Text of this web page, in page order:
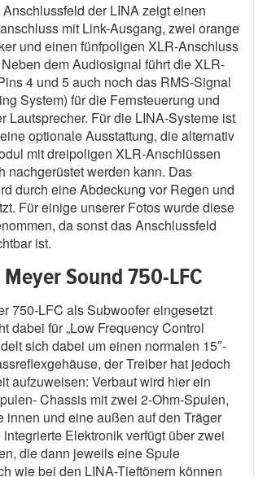
der LINA zeigt einen
mit Link-Ausgang, zwei orange
und einen fünfpoligen XLR-Anschluss
dem Audiosignal führt die XLR-
4 und 5 auch noch das RMS-Signal
System) für die Fernsteuerung und
Lautsprecher. Für die LINA-Systeme ist
optionale Ausstattung, die alternativ
mit dreipoligen XLR-Anschlüssen
nachgerüstet werden kann. Das
durch eine Abdeckung vor Regen und
Für einige unserer Fotos wurde diese
da sonst das Anschlussfeld
ist.
Sound 750-LFC
750-LFC als Subwoofer eingesetzt
dabei für „Low Frequency Control
sich dabei um einen normalen 15″-
der Treiber hat jedoch
aufzuweisen: Verbaut wird hier ein
Chassis mit zwei 2-Ohm-Spulen,
innen und eine außen auf den Träger
Elektronik verfügt über zwei
die dann jeweils eine Spule
wie bei den LINA-Tieftönern können